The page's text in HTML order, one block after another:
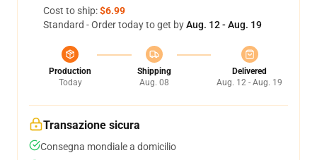
Cost to ship:$6.99
Standard - Order today to get byAug. 12 - Aug. 19
Production
Today
Shipping
Aug. 08
Delivered
Aug. 12 - Aug. 19
Transazione sicura
Consegna mondiale a domicilio